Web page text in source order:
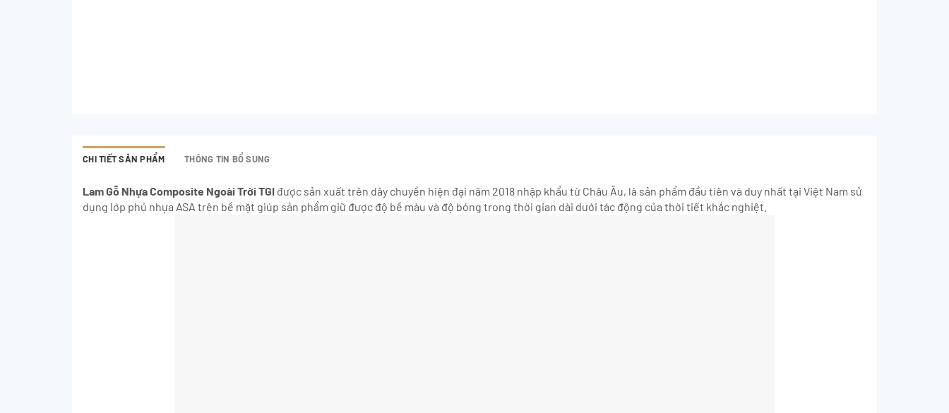
CHI TIẾT SẢN PHẨM THÔNG TIN BỔ SUNG
Lam Gỗ NhựaComposite Ngoài Trời TGI được sản xuất trên dây chuyền hiện đại năm 2018 nhập khẩu từ Châu Âu, là sản phẩm đầu tiên và duy nhất tại Việt Nam sử
dụng lớp phủ nhựa ASA trên bề mặt giúp sản phẩm giữ được độ bề màu và độ bóng trong thời gian dài dưới tác động của thời tiết khắc nghiệt.